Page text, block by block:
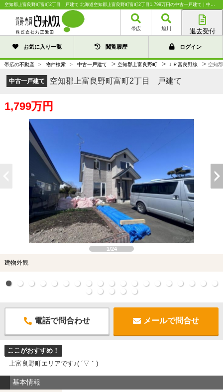
空知郡上富良野町富町2丁目 戸建て 北海道空知郡上富良野町富町2丁目1,799万円の中古一戸建て｜中古住宅や中古物件情報｜株式会社丸正池田
帯広 旭川 退去受付
旭川店
お気に入り一覧 閲覧履歴 ログイン
帯広の不動産 > 物件検索 > 中古一戸建て > 空知郡上富良野町 > ＪＲ富良野線 > 空知
中古一戸建て 空知郡上富良野町富町2丁目 戸建て
1,799万円
1/24
建物外観
電話で問合わせ メールで問合せ
ここがおすすめ！
上富良野町エリアです♪( ´▽｀)
基本情報